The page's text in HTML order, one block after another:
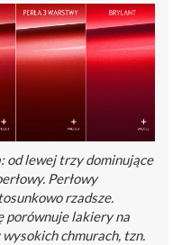
od lewej trzy dominujące
Perłowy
rzadsze.
porównuje lakiery na
chmurach, tzn.